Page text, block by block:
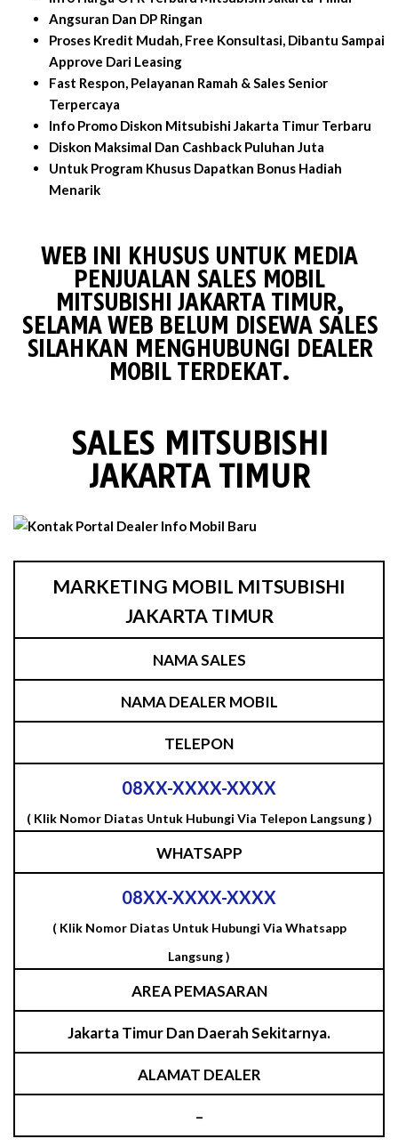
Angsuran Dan DP Ringan
Proses Kredit Mudah, Free Konsultasi, Dibantu Sampai
Approve Dari Leasing
Fast Respon, Pelayanan Ramah & Sales Senior
Terpercaya
Info Promo Diskon Mitsubishi Jakarta Timur Terbaru
Diskon Maksimal Dan Cashback Puluhan Juta
Untuk Program Khusus Dapatkan Bonus Hadiah
Menarik
WEB INI KHUSUS UNTUK MEDIA
PENJUALAN SALES MOBIL
MITSUBISHI JAKARTA TIMUR,
SELAMA WEB BELUM DISEWA SALES
SILAHKAN MENGHUBUNGI DEALER
MOBIL TERDEKAT.
SALES MITSUBISHI
JAKARTA TIMUR
MARKETING MOBIL MITSUBISHI
JAKARTA TIMUR
NAMA SALES
NAMA DEALER MOBIL
TELEPON
08XX-XXXX-XXXX
( Klik Nomor Diatas Untuk Hubungi Via Telepon Langsung )
WHATSAPP
08XX-XXXX-XXXX
( Klik Nomor Diatas Untuk Hubungi Via Whatsapp
Langsung )
AREA PEMASARAN
Jakarta Timur Dan Daerah Sekitarnya.
ALAMAT DEALER
–